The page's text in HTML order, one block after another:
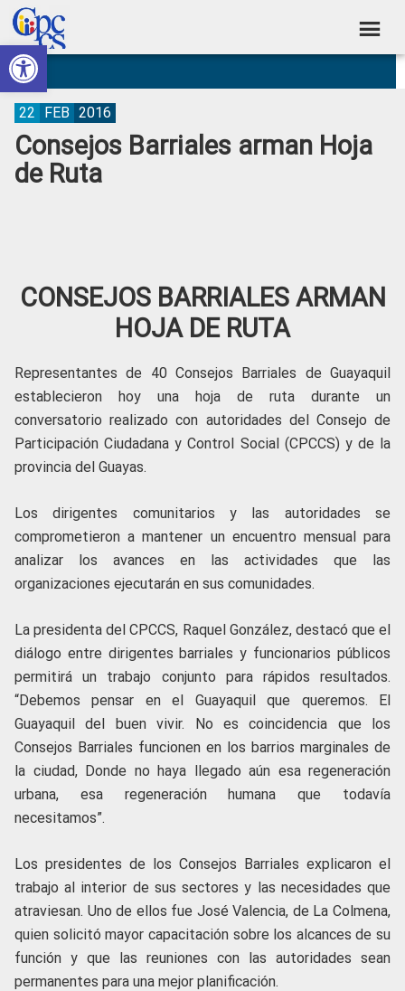
Abrir barra de herramientas
Skip
to
primary
navigation
Skip
to
main
content
Skip
to
primary
sidebar
Skip
to
footer
Consejo
de
Participación
Ciudadana
Construyendo
Poder
Ciudadano
Consejos Barriales arman Hoja
de Ruta
22 FEB 2016
CONSEJOS BARRIALES ARMAN
HOJA DE RUTA
Representantes de 40 Consejos Barriales de Guayaquil
establecieron hoy una hoja de ruta durante un
conversatorio realizado con autoridades del Consejo de
Participación Ciudadana y Control Social (CPCCS) y de la
provincia del Guayas.
Los dirigentes comunitarios y las autoridades se
comprometieron a mantener un encuentro mensual para
analizar los avances en las actividades que las
organizaciones ejecutarán en sus comunidades.
La presidenta del CPCCS, Raquel González, destacó que el
diálogo entre dirigentes barriales y funcionarios públicos
permitirá un trabajo conjunto para rápidos resultados.
“Debemos pensar en el Guayaquil que queremos. El
Guayaquil del buen vivir. No es coincidencia que los
Consejos Barriales funcionen en los barrios marginales de
la ciudad, Donde no haya llegado aún esa regeneración
urbana, esa regeneración humana que todavía
necesitamos”.
Los presidentes de los Consejos Barriales explicaron el
trabajo al interior de sus sectores y las necesidades que
atraviesan. Uno de ellos fue José Valencia, de La Colmena,
quien solicitó mayor capacitación sobre los alcances de su
función y que las reuniones con las autoridades sean
permanentes para una mejor planificación.